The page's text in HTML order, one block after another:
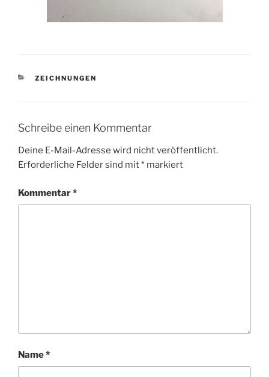
KATEGORIEN
ZEICHNUNGEN
Schreibe einen Kommentar
Deine E-Mail-Adresse wird nicht veröffentlicht.
Erforderliche Felder sind mit* markiert
Kommentar*
Name*